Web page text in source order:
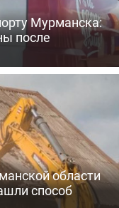
Мурманска:
после
области
способ